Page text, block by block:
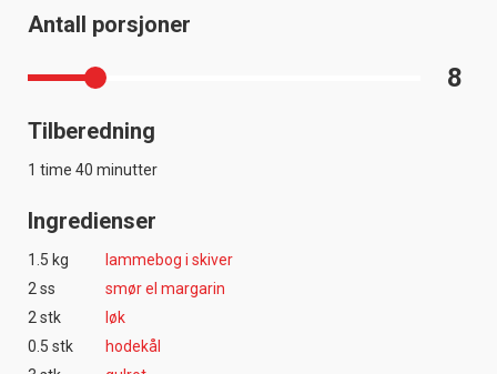
Antall porsjoner
8
Tilberedning
1 time 40 minutter
Ingredienser
1.5 kg
lammebog i skiver
2 ss
smør el margarin
2 stk
løk
0.5 stk
hodekål